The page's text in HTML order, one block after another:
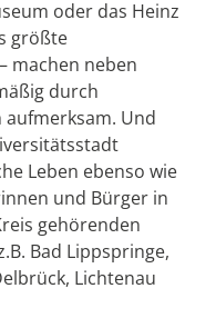
oder das Heinz
größte
machen neben
durch
Und
Leben ebenso wie
und Bürger in
gehörenden
Bad Lippspringe,
Lichtenau